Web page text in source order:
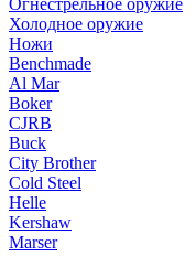
Огнестрельное оружие
Холодное оружие
Ножи
Benchmade
Al Mar
Boker
CJRB
Buck
City Brother
Cold Steel
Helle
Kershaw
Marser